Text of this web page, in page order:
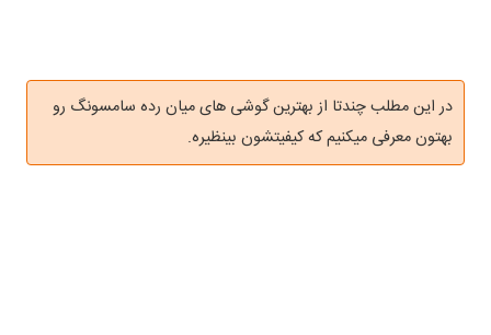
در این مطلب چندتا از بهترین گوشی های میان رده سامسونگ رو
بهتون معرفی میکنیم که کیفیتشون بینظیره.